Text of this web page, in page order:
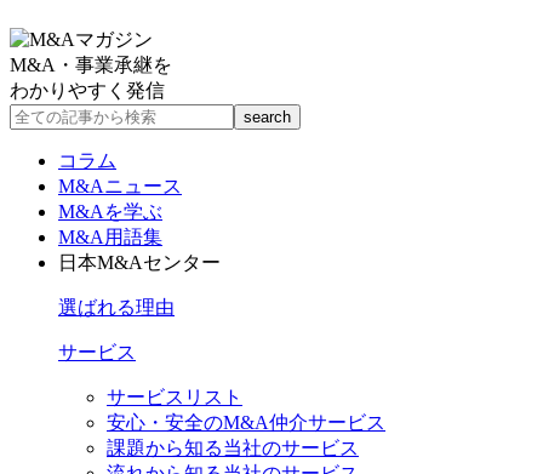
M&A・事業承継を
わかりやすく発信
コラム
M&Aニュース
M&Aを学ぶ
M&A用語集
日本M&Aセンター
選ばれる理由
サービス
サービスリスト
安心・安全のM&A仲介サービス
課題から知る当社のサービス